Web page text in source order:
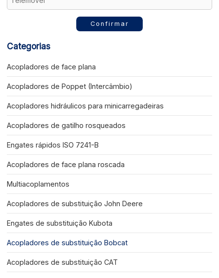
Confirmar
Categorias
Acopladores de face plana
Acopladores de Poppet (Intercâmbio)
Acopladores hidráulicos para minicarregadeiras
Acopladores de gatilho rosqueados
Engates rápidos ISO 7241-B
Acopladores de face plana roscada
Multiacoplamentos
Acopladores de substituição John Deere
Engates de substituição Kubota
Acopladores de substituição Bobcat
Acopladores de substituição CAT